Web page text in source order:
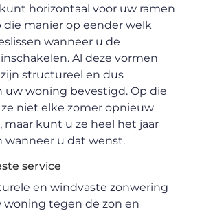
horizontaal voor uw ramen
die manier op eender welk
wanneer u de
Al deze vormen
structureel en dus
uw woning bevestigd. Op die
niet elke zomer opnieuw
maar kunt u ze heel het jaar
wanneer u dat wenst.
service
en windvaste zonwering
woning tegen de zon en